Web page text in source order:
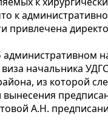
к
привлечена
административном
начальника
из которой
А.Н.